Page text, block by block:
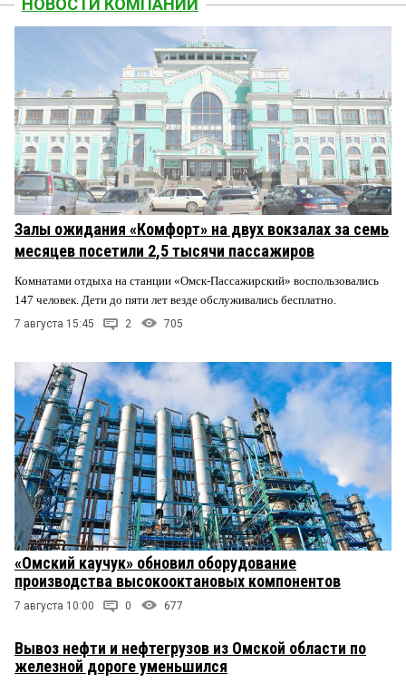
НОВОСТИ КОМПАНИЙ
Залы ожидания «Комфорт» на двух вокзалах за семь
месяцев посетили 2,5 тысячи пассажиров
Комнатами отдыха на станции «Омск-Пассажирский» воспользовались
147 человек. Дети до пяти лет везде обслуживались бесплатно.
7 августа 15:45 2 705
«Омский каучук» обновил оборудование
производства высокооктановых компонентов
7 августа 10:00 0 677
Вывоз нефти и нефтегрузов из Омской области по
железной дороге уменьшился